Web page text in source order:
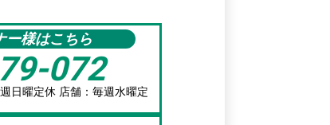
ー様はこちら
072
日曜定休 店舗：毎週水曜定